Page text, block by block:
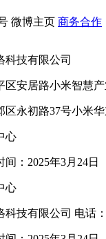
微博主页 商务合作
科技有限公司
区安居路小米智慧产
区永初路37号小米
心
间：2025年3月24日
心
技有限公司 电话：